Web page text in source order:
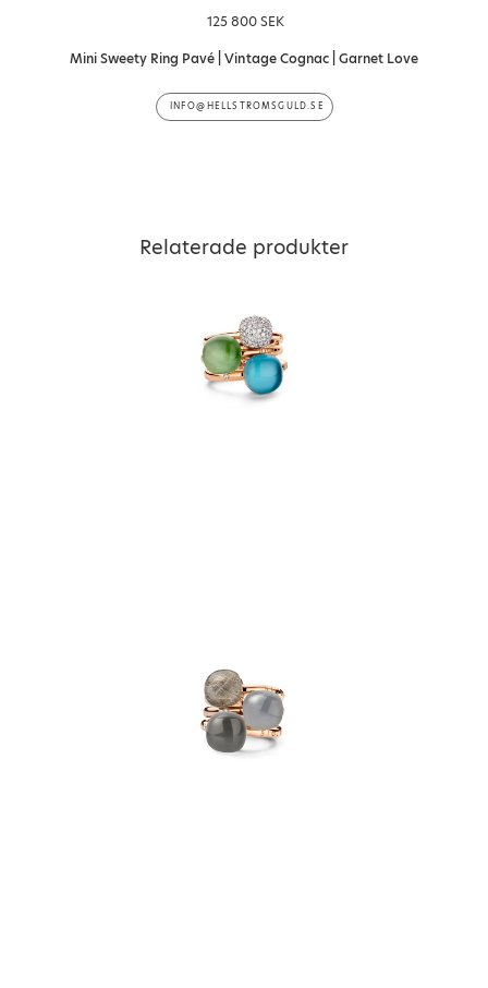
125 800 SEK
Mini Sweety Ring Pavé | Vintage Cognac | Garnet Love
INFO@HELLSTROMSGULD.SE
Relaterade produkter